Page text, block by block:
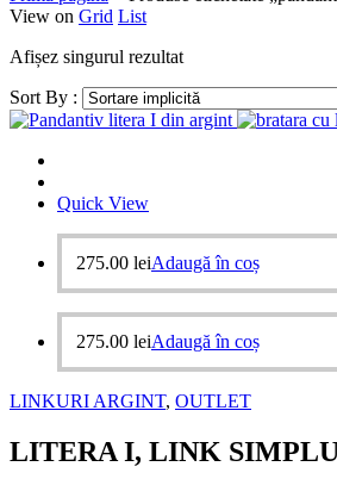
View on Grid List
Afișez singurul rezultat
Sort By :
Quick View
275.00 leiAdaugă în coș
275.00 leiAdaugă în coș
LINKURI ARGINT, OUTLET
LITERA I, LINK